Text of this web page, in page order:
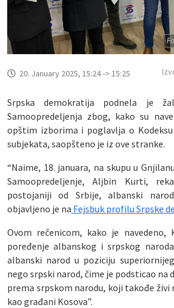
20. January 2025, 15:24 -> 15:25
Srpska demokratija podnela je
Samoopredeljenja zbog, kako su
opštim izborima i poglavlja o
subjekata, saopšteno je iz ove stranke.
“Naime, 18. januara, na skupu u
Samoopredeljenje, Aljbin Kurti,
postojaniji od Srbije, albanski
objavljeno je na Fejsbuk profilu Srpske
Ovom rečenicom, kako je
poređenje albanskog i srpskog
albanski narod u poziciju
nego srpski narod, čime je podsticao na
prema srpskom narodu, koji takođe živi
kao građani Kosova”.